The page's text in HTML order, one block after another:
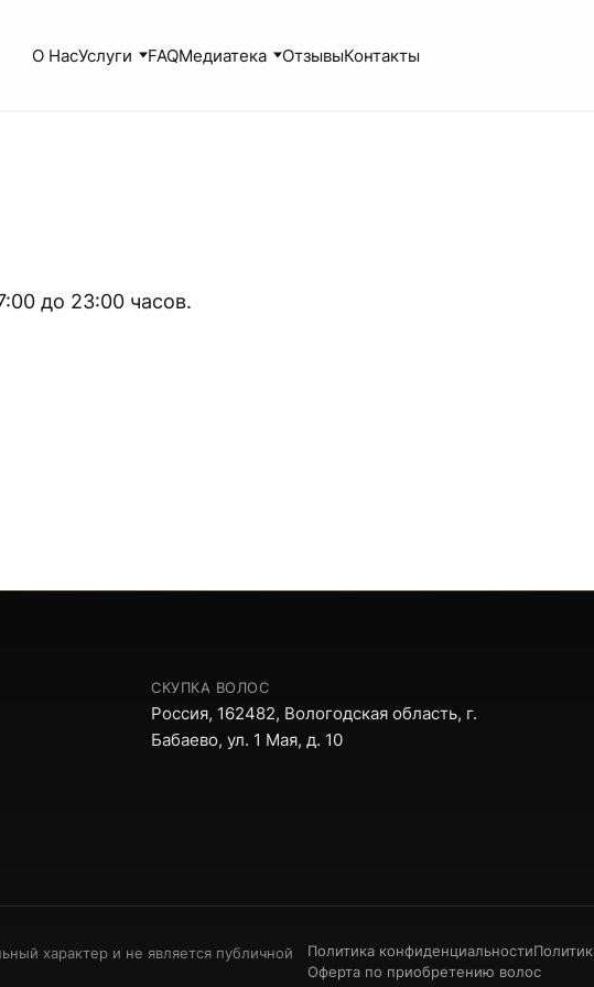
О НасУслуги FAQМедиатека ОтзывыКонтакты
до 23:00 часов.
СКУПКА ВОЛОС
Россия, 162482, Вологодская область, г.
Бабаево, ул. 1 Мая, д. 10
характер и не является публичной
Политика конфиденциальности
Оферта по приобретению волос